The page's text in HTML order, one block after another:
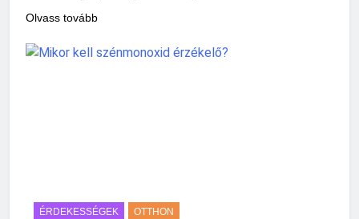
Olvass tovább
ÉRDEKESSÉGEK OTTHON